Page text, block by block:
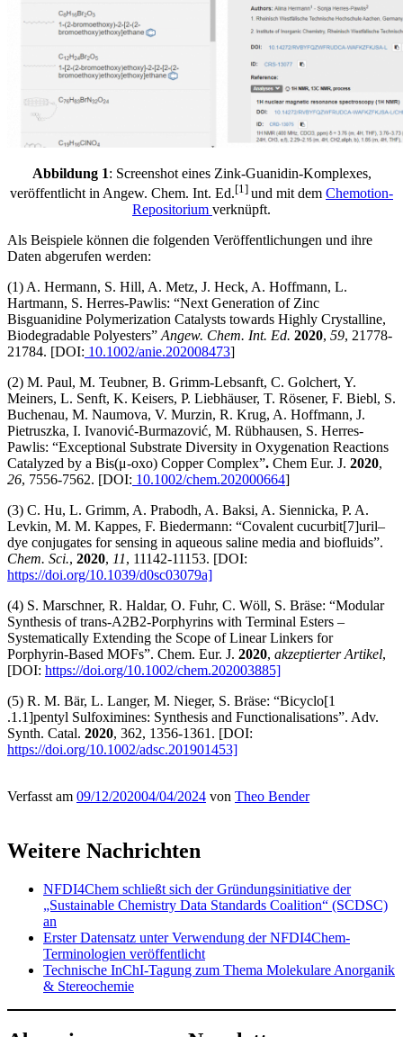
Abbildung 1: Screenshot eines Zink-Guanidin-Komplexes,
veröffentlicht in Angew. Chem. Int. Ed.[1] und mit dem Chemotion-
Repositorium verknüpft.
Als Beispiele können die folgenden Veröffentlichungen und ihre
Daten abgerufen werden:
(1) A. Hermann, S. Hill, A. Metz, J. Heck, A. Hoffmann, L.
Hartmann, S. Herres‐Pawlis: “Next Generation of Zinc
Bisguanidine Polymerization Catalysts towards Highly Crystalline,
Biodegradable Polyesters” Angew. Chem. Int. Ed. 2020, 59, 21778-
21784. [DOI: 10.1002/anie.202008473]
(2) M. Paul, M. Teubner, B. Grimm-Lebsanft, C. Golchert, Y.
Meiners, L. Senft, K. Keisers, P. Liebhäuser, T. Rösener, F. Biebl, S.
Buchenau, M. Naumova, V. Murzin, R. Krug, A. Hoffmann, J.
Pietruszka, I. Ivanović-Burmazović, M. Rübhausen, S. Herres-
Pawlis: “Exceptional Substrate Diversity in Oxygenation Reactions
Catalyzed by a Bis(μ-oxo) Copper Complex”. Chem Eur. J. 2020,
26, 7556-7562. [DOI: 10.1002/chem.202000664]
(3) C. Hu, L. Grimm, A. Prabodh, A. Baksi, A. Siennicka, P. A.
Levkin, M. M. Kappes, F. Biedermann: “Covalent cucurbit[7]uril–
dye conjugates for sensing in aqueous saline media and biofluids”.
Chem. Sci., 2020, 11, 11142-11153. [DOI:
https://doi.org/10.1039/d0sc03079a]
(4) S. Marschner, R. Haldar, O. Fuhr, C. Wöll, S. Bräse: “Modular
Synthesis of trans‐A2B2‐Porphyrins with Terminal Esters –
Systematically Extending the Scope of Linear Linkers for
Porphyrin‐Based MOFs”. Chem. Eur. J. 2020, akzeptierter Artikel,
[DOI: https://doi.org/10.1002/chem.202003885]
(5) R. M. Bär, L. Langer, M. Nieger, S. Bräse: “Bicyclo[1
.1.1]pentyl Sulfoximines: Synthesis and Functionalisations”. Adv.
Synth. Catal. 2020, 362, 1356-1361. [DOI:
https://doi.org/10.1002/adsc.201901453]
Verfasst am 09/12/202004/04/2024 von Theo Bender
Weitere Nachrichten
NFDI4Chem schließt sich der Gründungsinitiative der
„Sustainable Chemistry Data Standards Coalition“ (SCDSC)
an
Erster Datensatz unter Verwendung der NFDI4Chem-
Terminologien veröffentlicht
Technische InChI-Tagung zum Thema Molekulare Anorganik
& Stereochemie